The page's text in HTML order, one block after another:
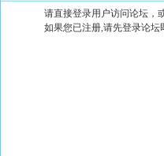
请直接登录用户访问论坛，
如果您已注册,请先登录论坛